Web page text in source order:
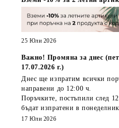
25 Юли 2026
Важно! Промяна за днес
17.07.2026 г.)
Днес ще изпратим всички
направени до 12:00 ч.
Поръчките, постъпили след
бъдат изпратени в понеделник
17 Юли 2026